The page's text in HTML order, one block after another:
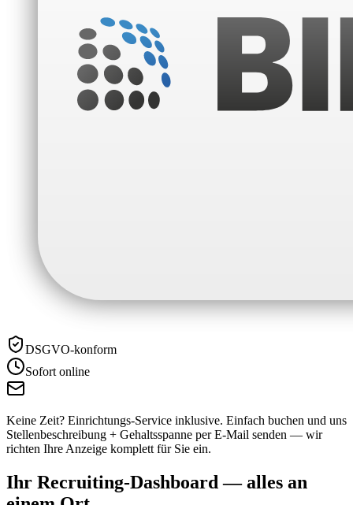
DSGVO-konform
Sofort online
Keine Zeit? Einrichtungs-Service inklusive. Einfach buchen und uns
Stellenbeschreibung + Gehaltsspanne per E-Mail senden — wir
richten Ihre Anzeige komplett für Sie ein.
Ihr Recruiting-Dashboard — alles an